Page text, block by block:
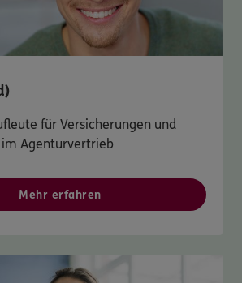
für Versicherungen und
im Agenturvertrieb
Mehr erfahren